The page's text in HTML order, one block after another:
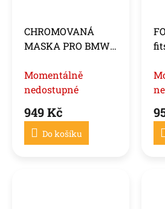
CHROMOVANÁ
MASKA PRO BMW
Momentálně
nedostupné
949 Kč
Do košíku